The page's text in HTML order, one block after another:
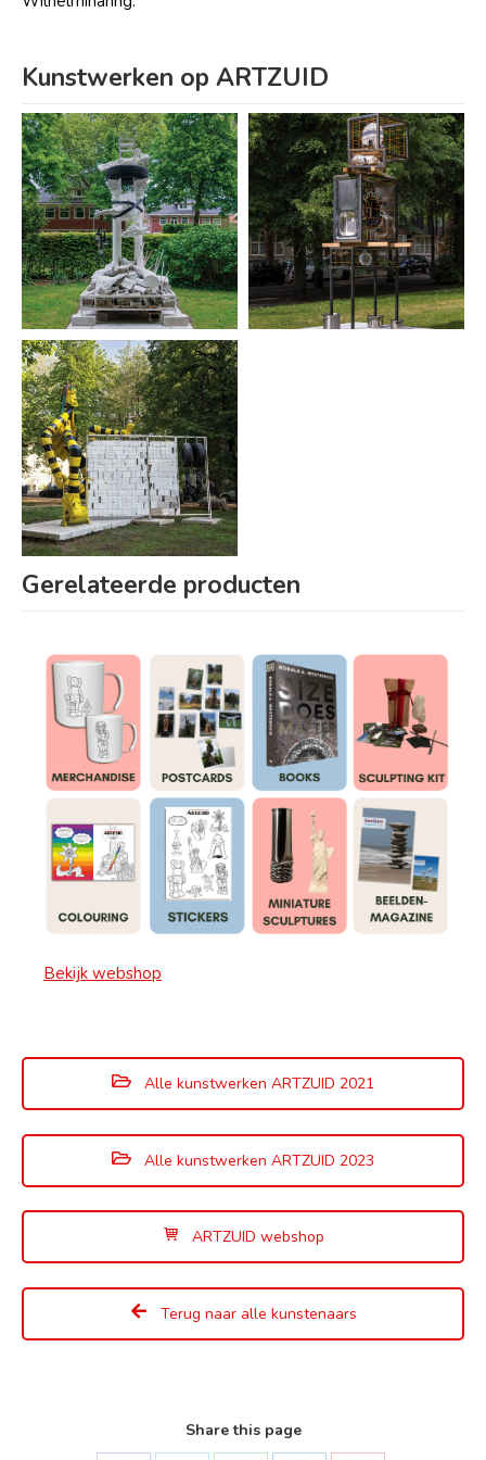
Kunstwerken op ARTZUID
Gerelateerde producten
Bekijk webshop
Alle kunstwerken ARTZUID 2021
Alle kunstwerken ARTZUID 2023
ARTZUID webshop
Terug naar alle kunstenaars
Share this page